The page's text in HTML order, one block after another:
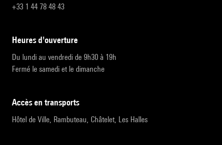
+33 1 44 78 48 43
heures d'ouverture
Du lundi au vendredi de 9h30 à 19h
Fermé le samedi et le dimanche
accès en transports
Hôtel de Ville, Rambuteau, Châtelet, Les Halles